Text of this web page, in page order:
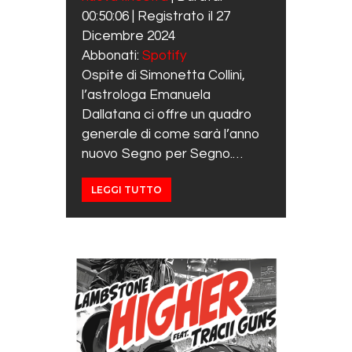
RSS FEED
LINK
EMBED
00:50:06
Registrato il 27
Dicembre 2024
Abbonati: Spotify
Ospite di Simonetta Collini,
l’astrologa Emanuela
Dallatana ci offre un quadro
generale di come sarà l’anno
nuovo Segno per Segno.…
LEGGI TUTTO